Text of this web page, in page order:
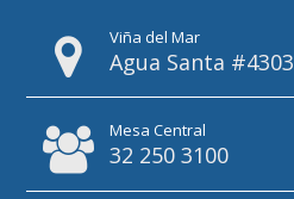
Viña del Mar
Agua Santa #4303
Mesa Central
32 250 3100